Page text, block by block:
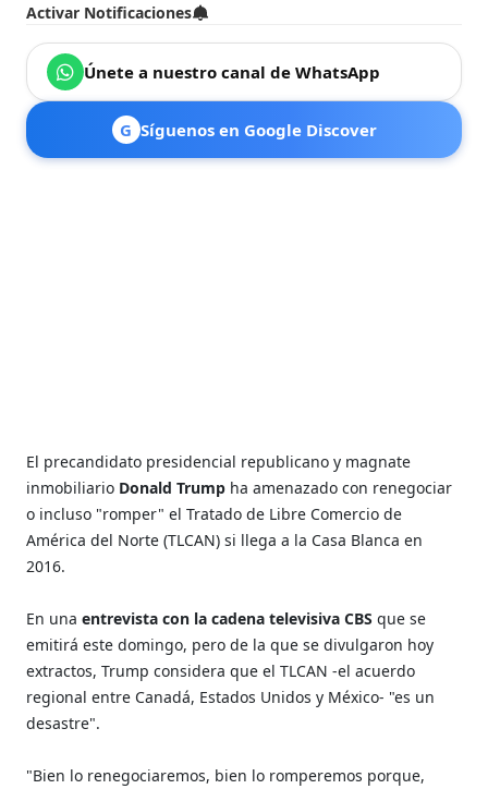
Activar Notificaciones
Únete a nuestro canal de WhatsApp
G Síguenos en Google Discover
El precandidato presidencial republicano y magnate
inmobiliario Donald Trump ha amenazado con renegociar
o incluso "romper" el Tratado de Libre Comercio de
América del Norte (TLCAN) si llega a la Casa Blanca en
2016.
En unaentrevista con la cadena televisiva CBSque se
emitirá este domingo, pero de la que se divulgaron hoy
extractos, Trump considera que el TLCAN -el acuerdo
regional entre Canadá, Estados Unidos y México- "es un
desastre".
"Bien lo renegociaremos, bien lo romperemos porque,